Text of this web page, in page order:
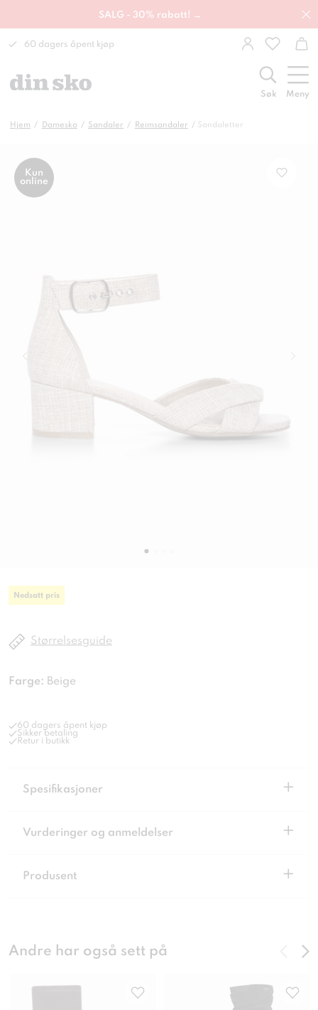
SALG - 30% rabatt! →
60 dagers åpent kjøp
Søk Meny
Hjem Damesko Sandaler Reimsandaler Sandaletter
Kun
online
Nedsatt pris
Størrelsesguide
Farge: Beige
60 dagers åpent kjøp
Sikker betaling
Retur i butikk
Spesifikasjoner +
Vurderinger og anmeldelser +
Produsent +
Andre har også sett på